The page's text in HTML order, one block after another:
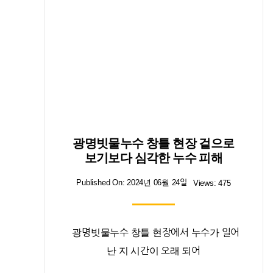
광명빗물누수 창틀 현장 겉으로
보기보다 심각한 누수 피해
Published On: 2024년 06월 24일 Views: 475
광명빗물누수 창틀 현장에서 누수가 일어
난 지 시간이 오래 되어